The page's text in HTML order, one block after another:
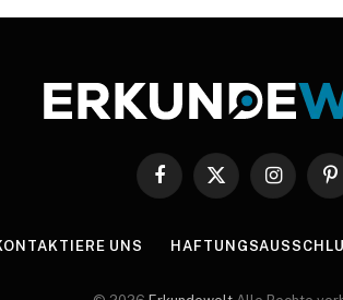
Facebook
X
Instagram
UNS